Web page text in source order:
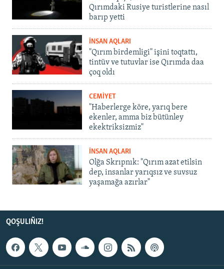
Qırımdaki Rusiye turistlerine nasıl
barıp yetti
İNSAN AQLARI
"Qırım birdemligi" işini toqtattı,
tintüv ve tutuvlar ise Qırımda daa
çoq oldı
CEMİYET
"Haberlerge köre, yarıq bere
ekenler, amma biz bütünley
ekektriksizmiz"
İNSAN AQLARI
Olğa Skrıpnık: "Qırım azat etilsin
dep, insanlar yarıqsız ve suvsuz
yaşamağa azırlar"
QOŞULIÑIZ!